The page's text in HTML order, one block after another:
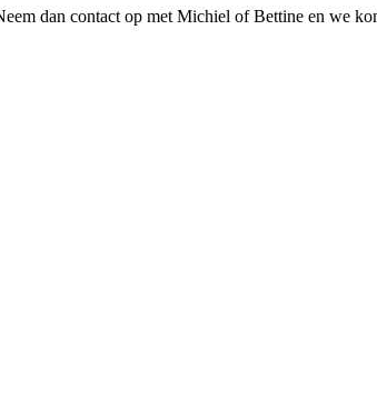
dan contact op met Michiel of Bettine en we